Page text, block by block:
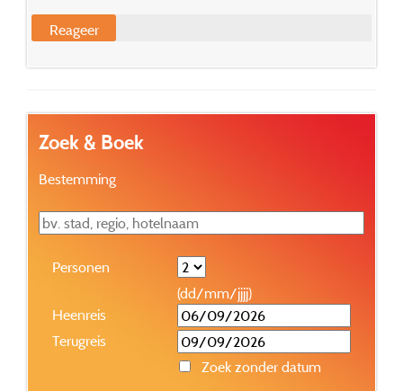
Reageer
Zoek & Boek
Bestemming
Personen
(dd/mm/jjjj)
Heenreis
Terugreis
Zoek zonder datum